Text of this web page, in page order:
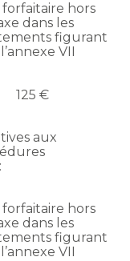
forfaitaire hors
dans les
figurant
VII
125 €
aux
forfaitaire hors
dans les
figurant
VII